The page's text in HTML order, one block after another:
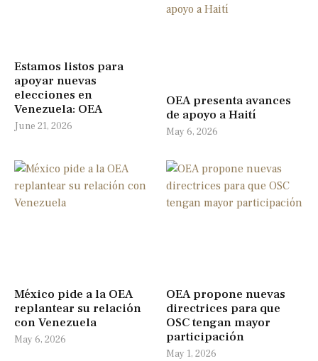
Estamos listos para
apoyar nuevas
elecciones en
Venezuela: OEA
June 21, 2026
OEA presenta avances
de apoyo a Haití
May 6, 2026
México pide a la OEA
replantear su relación
con Venezuela
May 6, 2026
OEA propone nuevas
directrices para que
OSC tengan mayor
participación
May 1, 2026